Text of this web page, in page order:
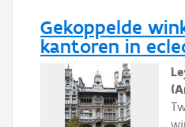
Gekoppelde
kantoren in